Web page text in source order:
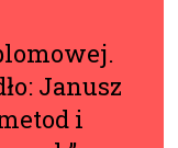
Janusz
i